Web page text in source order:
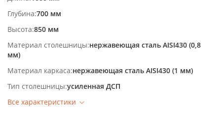
Глубина 700 мм
Высота 850 мм
Материал столешницы нержавеющая сталь AISI430 (0,8
мм)
Материал каркаса нержавеющая сталь AISI430 (1 мм)
Тип столешницы усиленная ДСП
Все характеристики